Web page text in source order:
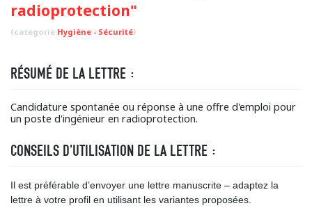
radioprotection"
(categorie Hygiène - Sécurité)
RÉSUMÉ DE LA LETTRE :
Candidature spontanée ou réponse à une offre d'emploi pour
un poste d'ingénieur en radioprotection.
CONSEILS D'UTILISATION DE LA LETTRE :
Il est préférable d’envoyer une lettre manuscrite – adaptez la
lettre à votre profil en utilisant les variantes proposées.